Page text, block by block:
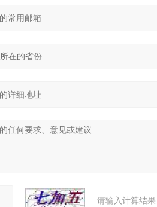
请输入计算结